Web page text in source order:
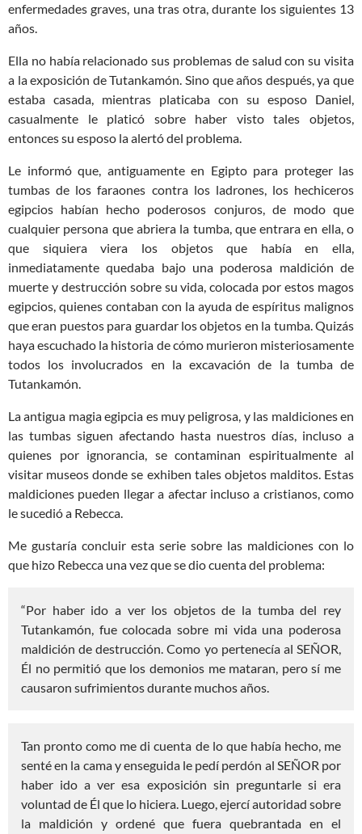
enfermedades graves, una tras otra, durante los siguientes 13
años.
Ella no había relacionado sus problemas de salud con su visita
a la exposición de Tutankamón. Sino que años después, ya que
estaba casada, mientras platicaba con su esposo Daniel,
casualmente le platicó sobre haber visto tales objetos,
entonces su esposo la alertó del problema.
Le informó que, antiguamente en Egipto para proteger las
tumbas de los faraones contra los ladrones, los hechiceros
egipcios habían hecho poderosos conjuros, de modo que
cualquier persona que abriera la tumba, que entrara en ella, o
que siquiera viera los objetos que había en ella,
inmediatamente quedaba bajo una poderosa maldición de
muerte y destrucción sobre su vida, colocada por estos magos
egipcios, quienes contaban con la ayuda de espíritus malignos
que eran puestos para guardar los objetos en la tumba. Quizás
haya escuchado la historia de cómo murieron misteriosamente
todos los involucrados en la excavación de la tumba de
Tutankamón.
La antigua magia egipcia es muy peligrosa, y las maldiciones en
las tumbas siguen afectando hasta nuestros días, incluso a
quienes por ignorancia, se contaminan espiritualmente al
visitar museos donde se exhiben tales objetos malditos. Estas
maldiciones pueden llegar a afectar incluso a cristianos, como
le sucedió a Rebecca.
Me gustaría concluir esta serie sobre las maldiciones con lo
que hizo Rebecca una vez que se dio cuenta del problema:
“Por haber ido a ver los objetos de la tumba del rey
Tutankamón, fue colocada sobre mi vida una poderosa
maldición de destrucción. Como yo pertenecía al SEÑOR,
Él no permitió que los demonios me mataran, pero sí me
causaron sufrimientos durante muchos años.
Tan pronto como me di cuenta de lo que había hecho, me
senté en la cama y enseguida le pedí perdón al SEÑOR por
haber ido a ver esa exposición sin preguntarle si era
voluntad de Él que lo hiciera. Luego, ejercí autoridad sobre
la maldición y ordené que fuera quebrantada en el